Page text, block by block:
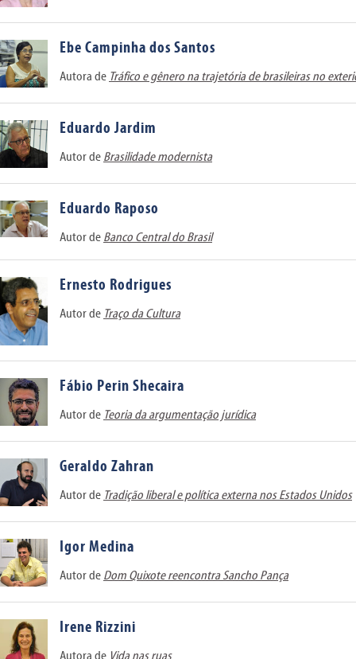
Ebe Campinha dos Santos
Autora de Tráfico e gênero na trajetória de brasileiras no
Eduardo Jardim
Autor de Brasilidade modernista
Eduardo Raposo
Autor de Banco Central do Brasil
Ernesto Rodrigues
Autor de Traço da Cultura
Fábio Perin Shecaira
Autor de Teoria da argumentação jurídica
Geraldo Zahran
Autor de Tradição liberal e política externa nos Estados Unidos
Igor Medina
Autor de Dom Quixote reencontra Sancho Pança
Irene Rizzini
Autora de Vida nas ruas